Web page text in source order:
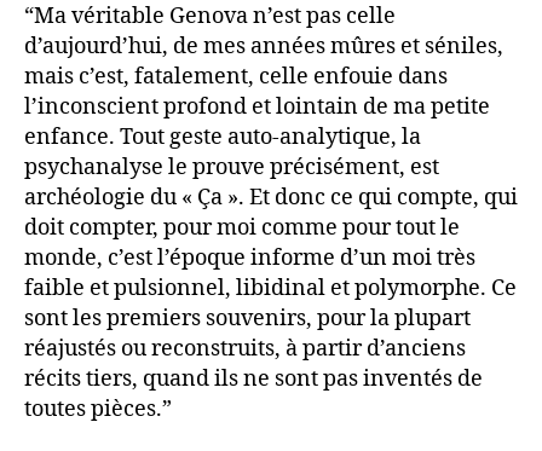
“Ma véritable Genova n’est pas celle
d’aujourd’hui, de mes années mûres et séniles,
mais c’est, fatalement, celle enfouie dans
l’inconscient profond et lointain de ma petite
enfance. Tout geste auto-analytique, la
psychanalyse le prouve précisément, est
archéologie du « Ça ». Et donc ce qui compte, qui
doit compter, pour moi comme pour tout le
monde, c’est l’époque informe d’un moi très
faible et pulsionnel, libidinal et polymorphe. Ce
sont les premiers souvenirs, pour la plupart
réajustés ou reconstruits, à partir d’anciens
récits tiers, quand ils ne sont pas inventés de
toutes pièces.”